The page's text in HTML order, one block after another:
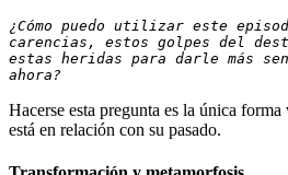
¿Cómo puedo utilizar este
carencias, estos golpes del
estas heridas para darle más
ahora?
Hacerse esta pregunta es la única
está en relación con su pasado.